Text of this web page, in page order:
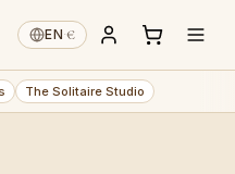
EN·€
The Solitaire Studio